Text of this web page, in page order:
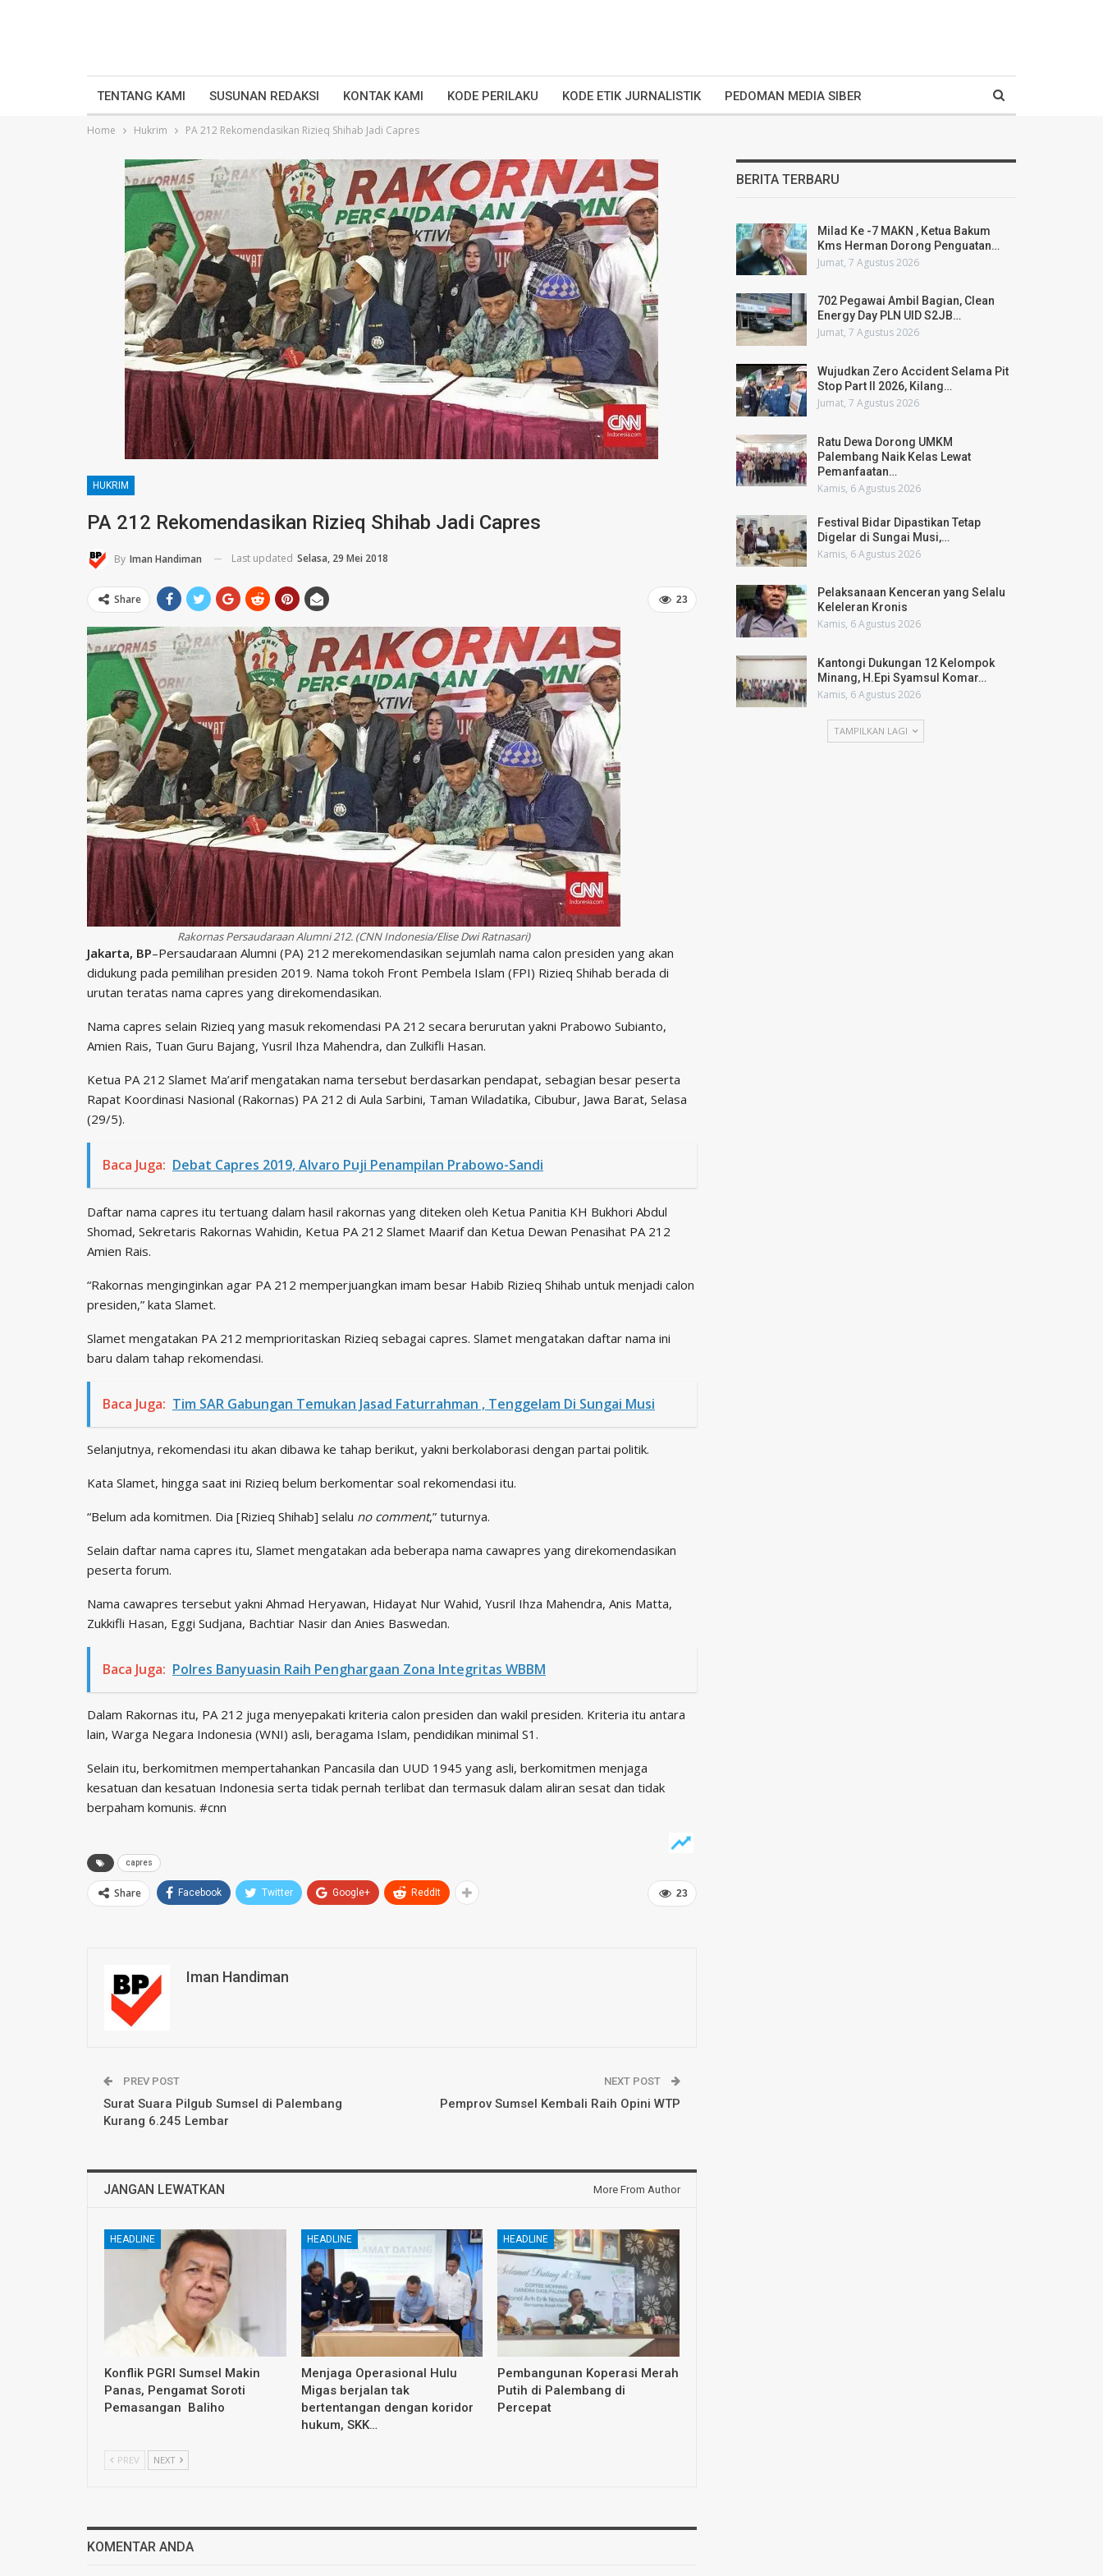
TENTANG KAMI SUSUNAN REDAKSI KONTAK KAMI KODE PERILAKU KODE ETIK JURNALISTIK PEDOMAN MEDIA SIBER
Home Hukrim PA 212 Rekomendasikan Rizieq Shihab Jadi Capres
HUKRIM
PA 212 Rekomendasikan Rizieq Shihab Jadi Capres
By Iman Handiman Last updated Selasa, 29 Mei 2018
23
Share
Rakornas Persaudaraan Alumni 212. (CNN Indonesia/Elise Dwi Ratnasari)
Jakarta, BP–Persaudaraan Alumni (PA) 212 merekomendasikan sejumlah nama calon presiden yang akan
didukung pada pemilihan presiden 2019. Nama tokoh Front Pembela Islam (FPI) Rizieq Shihab berada di
urutan teratas nama capres yang direkomendasikan.
Nama capres selain Rizieq yang masuk rekomendasi PA 212 secara berurutan yakni Prabowo Subianto,
Amien Rais, Tuan Guru Bajang, Yusril Ihza Mahendra, dan Zulkifli Hasan.
Ketua PA 212 Slamet Ma’arif mengatakan nama tersebut berdasarkan pendapat, sebagian besar peserta
Rapat Koordinasi Nasional (Rakornas) PA 212 di Aula Sarbini, Taman Wiladatika, Cibubur, Jawa Barat, Selasa
(29/5).
Baca Juga: Debat Capres 2019, Alvaro Puji Penampilan Prabowo-Sandi
Daftar nama capres itu tertuang dalam hasil rakornas yang diteken oleh Ketua Panitia KH Bukhori Abdul
Shomad, Sekretaris Rakornas Wahidin, Ketua PA 212 Slamet Maarif dan Ketua Dewan Penasihat PA 212
Amien Rais.
“Rakornas menginginkan agar PA 212 memperjuangkan imam besar Habib Rizieq Shihab untuk menjadi calon
presiden,” kata Slamet.
Slamet mengatakan PA 212 memprioritaskan Rizieq sebagai capres. Slamet mengatakan daftar nama ini
baru dalam tahap rekomendasi.
Baca Juga: Tim SAR Gabungan Temukan Jasad Faturrahman , Tenggelam Di Sungai Musi
Selanjutnya, rekomendasi itu akan dibawa ke tahap berikut, yakni berkolaborasi dengan partai politik.
Kata Slamet, hingga saat ini Rizieq belum berkomentar soal rekomendasi itu.
“Belum ada komitmen. Dia [Rizieq Shihab] selalu no comment,” tuturnya.
Selain daftar nama capres itu, Slamet mengatakan ada beberapa nama cawapres yang direkomendasikan
peserta forum.
Nama cawapres tersebut yakni Ahmad Heryawan, Hidayat Nur Wahid, Yusril Ihza Mahendra, Anis Matta,
Zukkifli Hasan, Eggi Sudjana, Bachtiar Nasir dan Anies Baswedan.
Baca Juga: Polres Banyuasin Raih Penghargaan Zona Integritas WBBM
Dalam Rakornas itu, PA 212 juga menyepakati kriteria calon presiden dan wakil presiden. Kriteria itu antara
lain, Warga Negara Indonesia (WNI) asli, beragama Islam, pendidikan minimal S1.
Selain itu, berkomitmen mempertahankan Pancasila dan UUD 1945 yang asli, berkomitmen menjaga
kesatuan dan kesatuan Indonesia serta tidak pernah terlibat dan termasuk dalam aliran sesat dan tidak
berpaham komunis. #cnn
capres
23
Share Facebook Twitter Google+ ReddIt
Iman Handiman
PREV POST
Surat Suara Pilgub Sumsel di Palembang
Kurang 6.245 Lembar
NEXT POST
Pemprov Sumsel Kembali Raih Opini WTP
JANGAN LEWATKAN More From Author
HEADLINE
Konflik PGRI Sumsel Makin
Panas, Pengamat Soroti
Pemasangan Baliho
HEADLINE
Menjaga Operasional Hulu
Migas berjalan tak
bertentangan dengan koridor
hukum, SKK…
HEADLINE
Pembangunan Koperasi Merah
Putih di Palembang di
Percepat
PREV NEXT
KOMENTAR ANDA
BERITA TERBARU
Milad Ke -7 MAKN , Ketua Bakum
Kms Herman Dorong Penguatan…
Jumat, 7 Agustus 2026
702 Pegawai Ambil Bagian, Clean
Energy Day PLN UID S2JB…
Jumat, 7 Agustus 2026
Wujudkan Zero Accident Selama Pit
Stop Part II 2026, Kilang…
Jumat, 7 Agustus 2026
Ratu Dewa Dorong UMKM
Palembang Naik Kelas Lewat
Pemanfaatan…
Kamis, 6 Agustus 2026
Festival Bidar Dipastikan Tetap
Digelar di Sungai Musi,…
Kamis, 6 Agustus 2026
Pelaksanaan Kenceran yang Selalu
Keleleran Kronis
Kamis, 6 Agustus 2026
Kantongi Dukungan 12 Kelompok
Minang, H.Epi Syamsul Komar…
Kamis, 6 Agustus 2026
TAMPILKAN LAGI